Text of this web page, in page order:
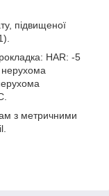
підвищеної
HAR: -5
нерухома
з метричними